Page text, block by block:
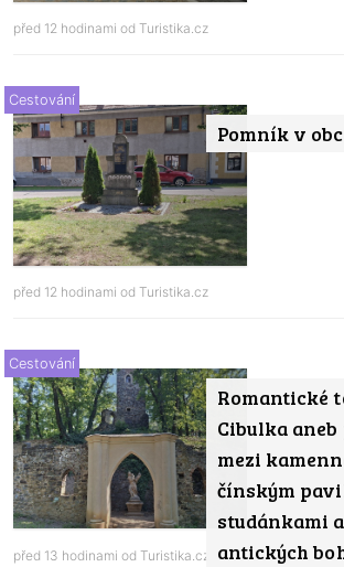
před 12 hodinami od Turistika.cz
Pomník v
Cestování
před 12 hodinami od Turistika.cz
Romantické
Cibulka
mezi
čínským
studánkami
antických
Cestování
před 13 hodinami od Turistika.cz